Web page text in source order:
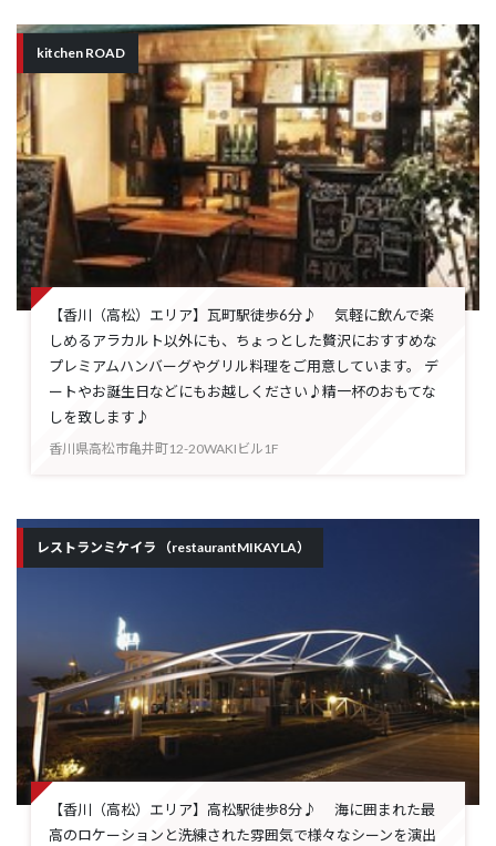
kitchen ROAD
【香川（高松）エリア】瓦町駅徒歩6分♪ 気軽に飲んで楽
しめるアラカルト以外にも、ちょっとした贅沢におすすめな
プレミアムハンバーグやグリル料理をご用意しています。 デ
ートやお誕生日などにもお越しください♪精一杯のおもてな
しを致します♪
香川県高松市亀井町12-20WAKIビル1F
レストランミケイラ （restaurantMIKAYLA）
【香川（高松）エリア】高松駅徒歩8分♪ 海に囲まれた最
高のロケーションと洗練された雰囲気で様々なシーンを演出